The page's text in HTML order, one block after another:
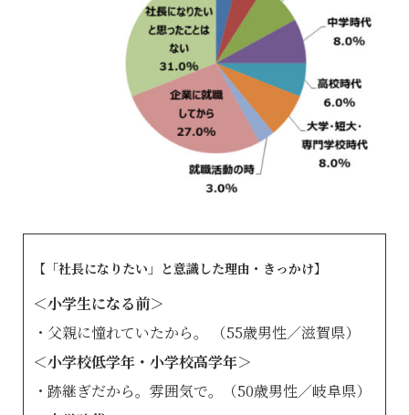
【「社長になりたい」と意識した理由・きっかけ】
＜小学生になる前＞
・父親に憧れていたから。 （55歳男性／滋賀県）
＜小学校低学年・小学校高学年＞
・跡継ぎだから。雰囲気で。（50歳男性／岐阜県）